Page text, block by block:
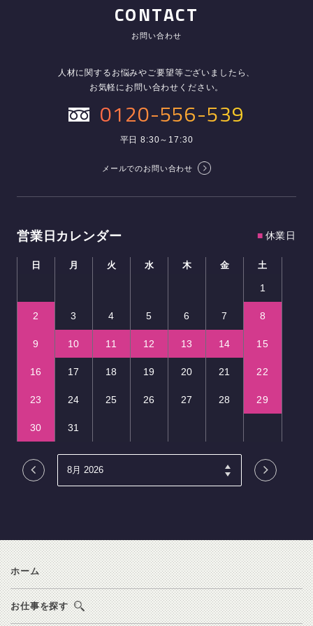
CONTACT
お問い合わせ
人材に関するお悩みやご要望等ございましたら、
お気軽にお問い合わせください。
0120-556-539
平日 8:30～17:30
メールでのお問い合わせ
営業日カレンダー ■ 休業日
日 月 火 水 木 金 土
1
2 3 4 5 6 7 8
9 10 11 12 13 14 15
16 17 18 19 20 21 22
23 24 25 26 27 28 29
30 31
ホーム
お仕事を探す